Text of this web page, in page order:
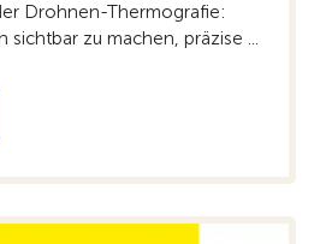
Drohnen-Thermografie:
sichtbar zu machen, präzise ...